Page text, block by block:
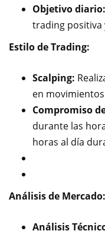
Objetivo diario:
trading positiva
Estilo de Trading:
Scalping:
en
Compromiso
durante las
horas al día
Análisis de Mercado:
Análisis